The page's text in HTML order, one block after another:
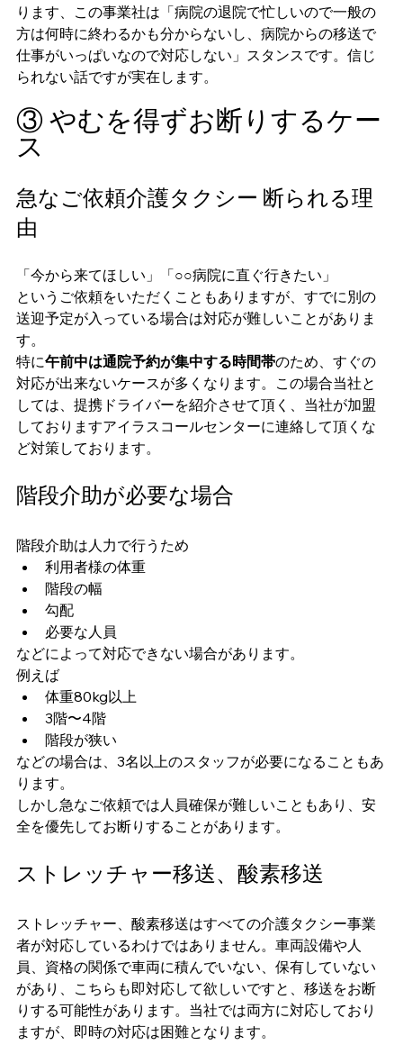
ります、この事業社は「病院の退院で忙しいので一般の
方は何時に終わるかも分からないし、病院からの移送で
仕事がいっぱいなので対応しない」スタンスです。信じ
られない話ですが実在します。
③ やむを得ずお断りするケー
ス
急なご依頼介護タクシー 断られる理
由
「今から来てほしい」「○○病院に直ぐ行きたい」
というご依頼をいただくこともありますが、すでに別の
送迎予定が入っている場合は対応が難しいことがありま
す。
特に午前中は通院予約が集中する時間帯のため、すぐの
対応が出来ないケースが多くなります。この場合当社と
しては、提携ドライバーを紹介させて頂く、当社が加盟
しておりますアイラスコールセンターに連絡して頂くな
ど対策しております。
階段介助が必要な場合
階段介助は人力で行うため
利用者様の体重
階段の幅
勾配
必要な人員
などによって対応できない場合があります。
例えば
体重80kg以上
3階〜4階
階段が狭い
などの場合は、3名以上のスタッフが必要になることもあ
ります。
しかし急なご依頼では人員確保が難しいこともあり、安
全を優先してお断りすることがあります。
ストレッチャー移送、酸素移送
ストレッチャー、酸素移送はすべての介護タクシー事業
者が対応しているわけではありません。車両設備や人
員、資格の関係で車両に積んでいない、保有していない
があり、こちらも即対応して欲しいですと、移送をお断
りする可能性があります。当社では両方に対応しており
ますが、即時の対応は困難となります。